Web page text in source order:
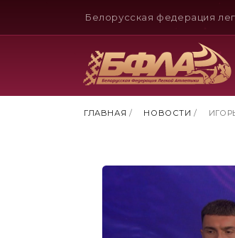
Белорусская федерация
ГЛАВНАЯ / НОВОСТИ /